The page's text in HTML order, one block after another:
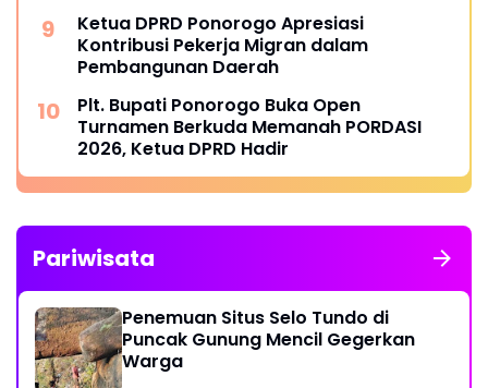
Ketua DPRD Ponorogo Apresiasi
Kontribusi Pekerja Migran dalam
Pembangunan Daerah
Plt. Bupati Ponorogo Buka Open
Turnamen Berkuda Memanah PORDASI
2026, Ketua DPRD Hadir
Pariwisata
Penemuan Situs Selo Tundo di
Puncak Gunung Mencil Gegerkan
Warga